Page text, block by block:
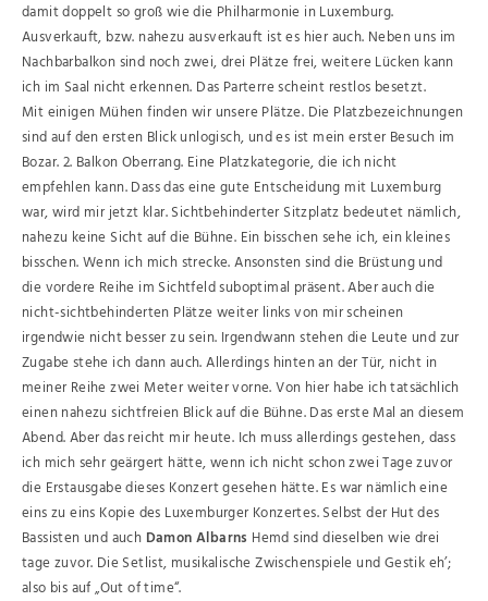
damit doppelt so groß wie die Philharmonie in Luxemburg.
Ausverkauft, bzw. nahezu ausverkauft ist es hier auch. Neben uns im
Nachbarbalkon sind noch zwei, drei Plätze frei, weitere Lücken kann
ich im Saal nicht erkennen. Das Parterre scheint restlos besetzt.
Mit einigen Mühen finden wir unsere Plätze. Die Platzbezeichnungen
sind auf den ersten Blick unlogisch, und es ist mein erster Besuch im
Bozar. 2. Balkon Oberrang. Eine Platzkategorie, die ich nicht
empfehlen kann. Dass das eine gute Entscheidung mit Luxemburg
war, wird mir jetzt klar. Sichtbehinderter Sitzplatz bedeutet nämlich,
nahezu keine Sicht auf die Bühne. Ein bisschen sehe ich, ein kleines
bisschen. Wenn ich mich strecke. Ansonsten sind die Brüstung und
die vordere Reihe im Sichtfeld suboptimal präsent. Aber auch die
nicht-sichtbehinderten Plätze weiter links von mir scheinen
irgendwie nicht besser zu sein. Irgendwann stehen die Leute und zur
Zugabe stehe ich dann auch. Allerdings hinten an der Tür, nicht in
meiner Reihe zwei Meter weiter vorne. Von hier habe ich tatsächlich
einen nahezu sichtfreien Blick auf die Bühne. Das erste Mal an diesem
Abend. Aber das reicht mir heute. Ich muss allerdings gestehen, dass
ich mich sehr geärgert hätte, wenn ich nicht schon zwei Tage zuvor
die Erstausgabe dieses Konzert gesehen hätte. Es war nämlich eine
eins zu eins Kopie des Luxemburger Konzertes. Selbst der Hut des
Bassisten und auch Damon Albarns Hemd sind dieselben wie drei
tage zuvor. Die Setlist, musikalische Zwischenspiele und Gestik eh’;
also bis auf „Out of time“.